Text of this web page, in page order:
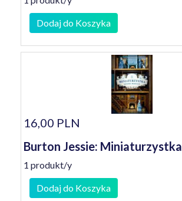
Dodaj do Koszyka
16,00 PLN
Burton Jessie: Miniaturzystka
1 produkt/y
Dodaj do Koszyka